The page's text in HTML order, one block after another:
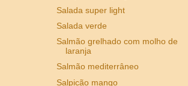
Salada super light
Salada verde
Salmão grelhado com molho de
laranja
Salmão mediterrâneo
Salpicão mango